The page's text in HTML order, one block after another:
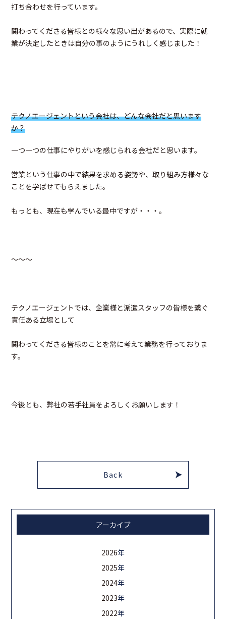
打ち合わせを行っています。
関わってくださる皆様との様々な思い出があるので、実際に就
業が決定したときは自分の事のようにうれしく感じました！
テクノエージェントという会社は、どんな会社だと思います
か？
一つ一つの仕事にやりがいを感じられる会社だと思います。
営業という仕事の中で結果を求める姿勢や、取り組み方様々な
ことを学ばせてもらえました。
もっとも、現在も学んでいる最中ですが・・・。
～～～
テクノエージェントでは、企業様と派遣スタッフの皆様を繋ぐ
責任ある立場として
関わってくださる皆様のことを常に考えて業務を行っておりま
す。
今後とも、弊社の若手社員をよろしくお願いします！
Back
アーカイブ
2026年
2025年
2024年
2023年
2022年